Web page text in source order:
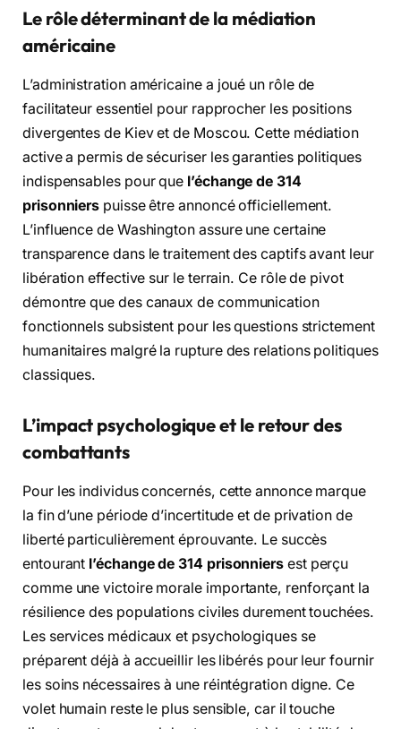
Le rôle déterminant de la médiation
américaine
L’administration américaine a joué un rôle de
facilitateur essentiel pour rapprocher les positions
divergentes de Kiev et de Moscou. Cette médiation
active a permis de sécuriser les garanties politiques
indispensables pour que l’échange de 314
prisonniers puisse être annoncé officiellement.
L’influence de Washington assure une certaine
transparence dans le traitement des captifs avant leur
libération effective sur le terrain. Ce rôle de pivot
démontre que des canaux de communication
fonctionnels subsistent pour les questions strictement
humanitaires malgré la rupture des relations politiques
classiques.
L’impact psychologique et le retour des
combattants
Pour les individus concernés, cette annonce marque
la fin d’une période d’incertitude et de privation de
liberté particulièrement éprouvante. Le succès
entourant l’échange de 314 prisonniersest perçu
comme une victoire morale importante, renforçant la
résilience des populations civiles durement touchées.
Les services médicaux et psychologiques se
préparent déjà à accueillir les libérés pour leur fournir
les soins nécessaires à une réintégration digne. Ce
volet humain reste le plus sensible, car il touche